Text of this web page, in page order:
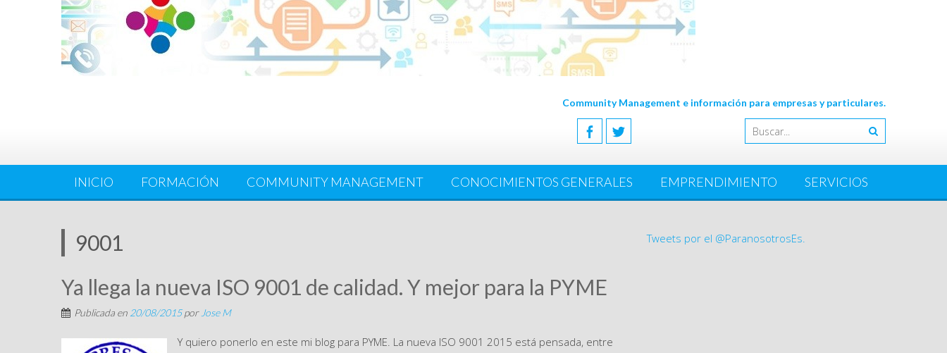
Community Management e información para empresas y particulares.
INICIO FORMACIÓN COMMUNITY MANAGEMENT CONOCIMIENTOS GENERALES EMPRENDIMIENTO SERVICIOS
9001
Ya llega la nueva ISO 9001 de calidad. Y mejor para la PYME
Publicada en 20/08/2015por Jose M
Y quiero ponerlo en este mi blog para PYME. La nueva ISO 9001 2015 está pensada, entre
Tweets por el @ParanosotrosEs.